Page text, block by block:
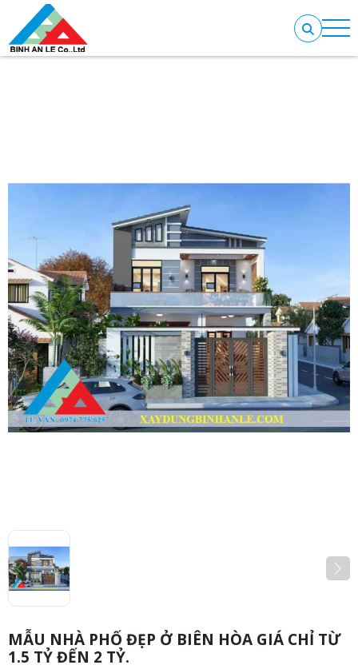
MẪU NHÀ PHỐ ĐẸP Ở BIÊN HÒA GIÁ CHỈ TỪ
1.5 TỶ ĐẾN 2 TỶ.